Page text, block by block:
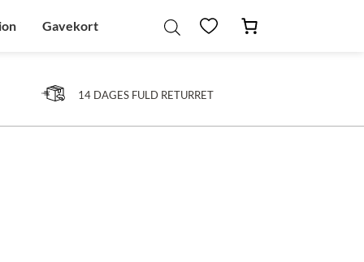
Gavekort
14 DAGES FULD RETURRET